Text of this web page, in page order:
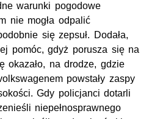
warunki pogodowe
nie mogła odpalić
się zepsuł. Dodała,
pomóc, gdyż porusza się na
okazało, na drodze, gdzie
powstały zaspy
Gdy policjanci dotarli
niepełnosprawnego